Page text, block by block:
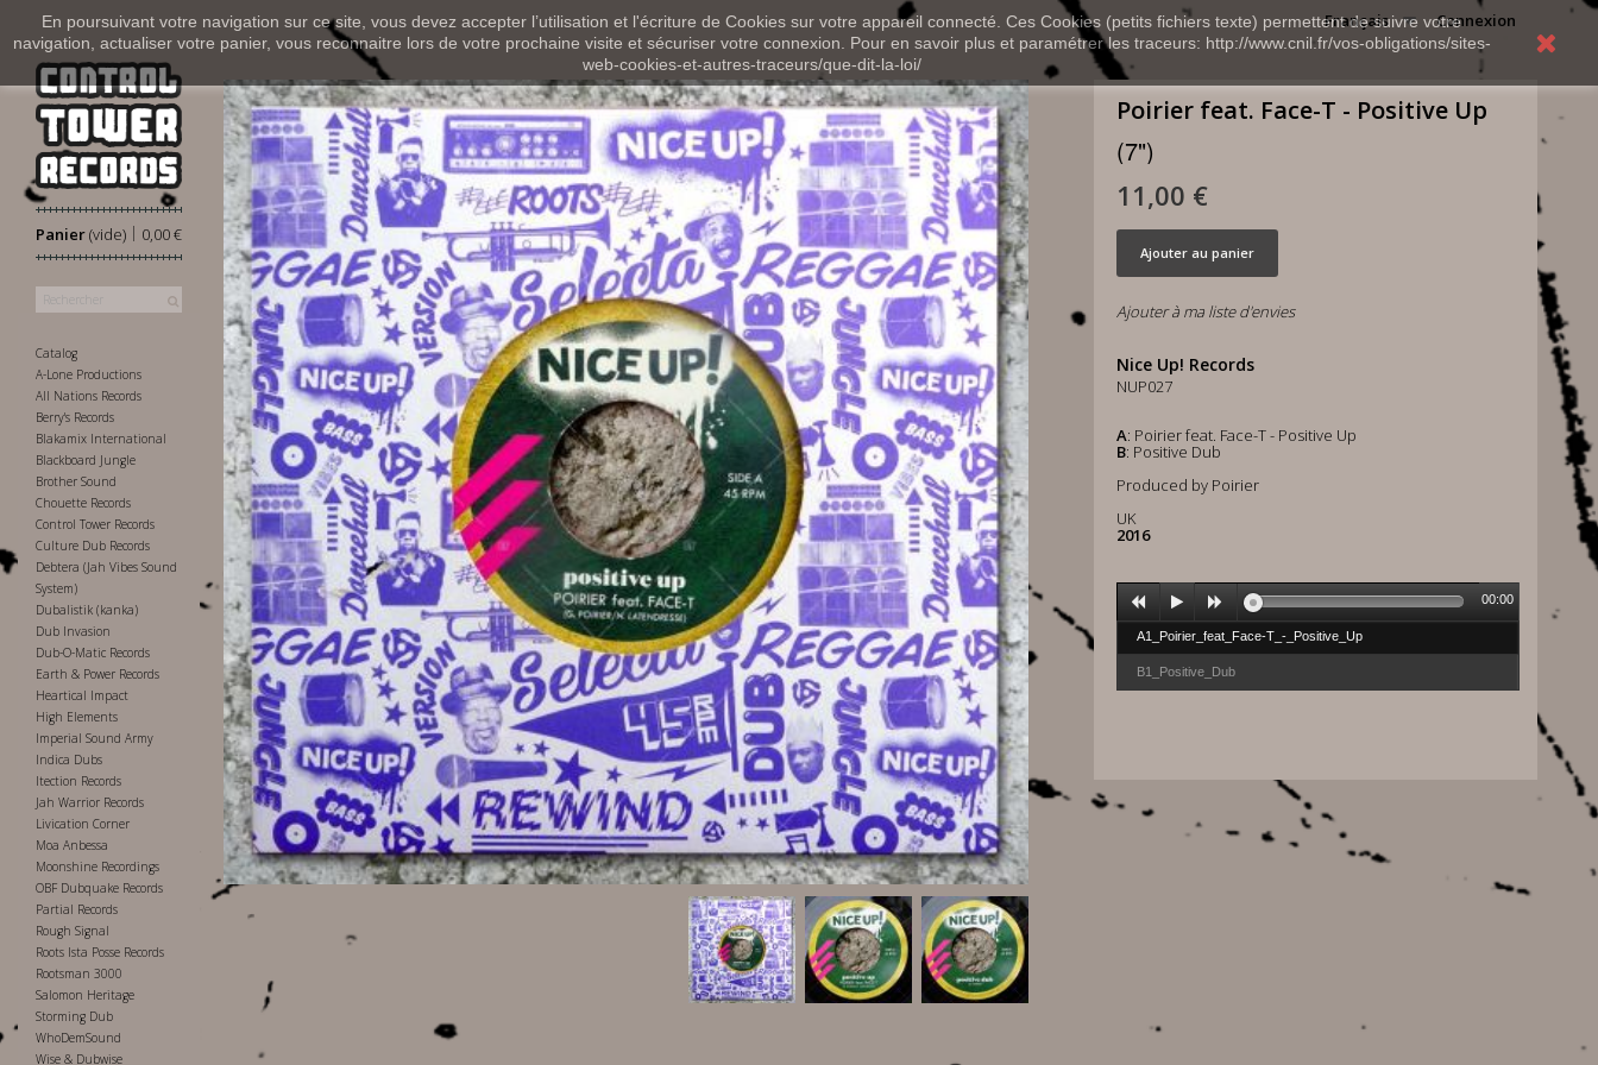
En poursuivant votre navigation sur ce site, vous devez accepter l’utilisation et l'écriture de Cookies sur votre appareil connecté. Ces Cookies (petits fichiers texte) permettent de suivre votre
navigation, actualiser votre panier, vous reconnaitre lors de votre prochaine visite et sécuriser votre connexion. Pour en savoir plus et paramétrer les traceurs: http://www.cnil.fr/vos-obligations/sites-
web-cookies-et-autres-traceurs/que-dit-la-loi/
Connexion
Français
Panier 0,00 €
|
(vide)
Catalog
A-Lone Productions
All Nations Records
Berry's Records
Blakamix International
Blackboard Jungle
Brother Sound
Chouette Records
Control Tower Records
Culture Dub Records
Debtera (Jah Vibes Sound
System)
Dubalistik (kanka)
Dub Invasion
Dub-O-Matic Records
Earth & Power Records
Heartical Impact
High Elements
Imperial Sound Army
Indica Dubs
Itection Records
Jah Warrior Records
Livication Corner
Moa Anbessa
Moonshine Recordings
OBF Dubquake Records
Partial Records
Rough Signal
Roots Ista Posse Records
Rootsman 3000
Salomon Heritage
Storming Dub
WhoDemSound
Wise & Dubwise
Poirier feat. Face-T - Positive Up
(7")
11,00 €
Ajouter au panier
Ajouter à ma liste d'envies
Nice Up! Records
NUP027
A: Poirier feat. Face-T - Positive Up
B: Positive Dub
Produced by Poirier
UK
2016
A1_Poirier_feat_Face-T_-_Positive_Up
B1_Positive_Dub
00:00